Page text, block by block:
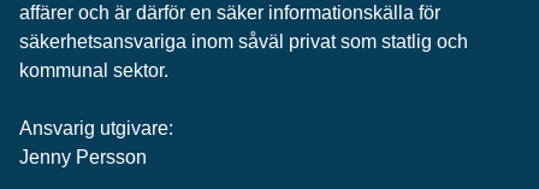
affärer och är därför en säker informationskälla för
säkerhets­ansvariga inom såväl privat som statlig och
kommunal sektor.
Ansvarig utgivare:
Jenny Persson